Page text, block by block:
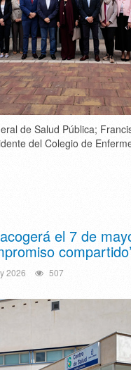
de Salud Pública;
del Colegio de
el 7 de
compartido’
2026 507